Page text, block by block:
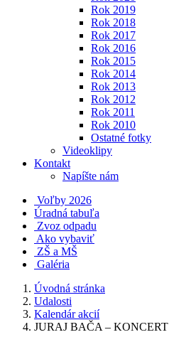
Rok 2019
Rok 2018
Rok 2017
Rok 2016
Rok 2015
Rok 2014
Rok 2013
Rok 2012
Rok 2011
Rok 2010
Ostatné fotky
Videoklipy
Kontakt
Napíšte nám
Voľby 2026
Úradná tabuľa
Zvoz odpadu
Ako vybaviť
ZŠ a MŠ
Galéria
Úvodná stránka
Udalosti
Kalendár akcií
JURAJ BAČA – KONCERT